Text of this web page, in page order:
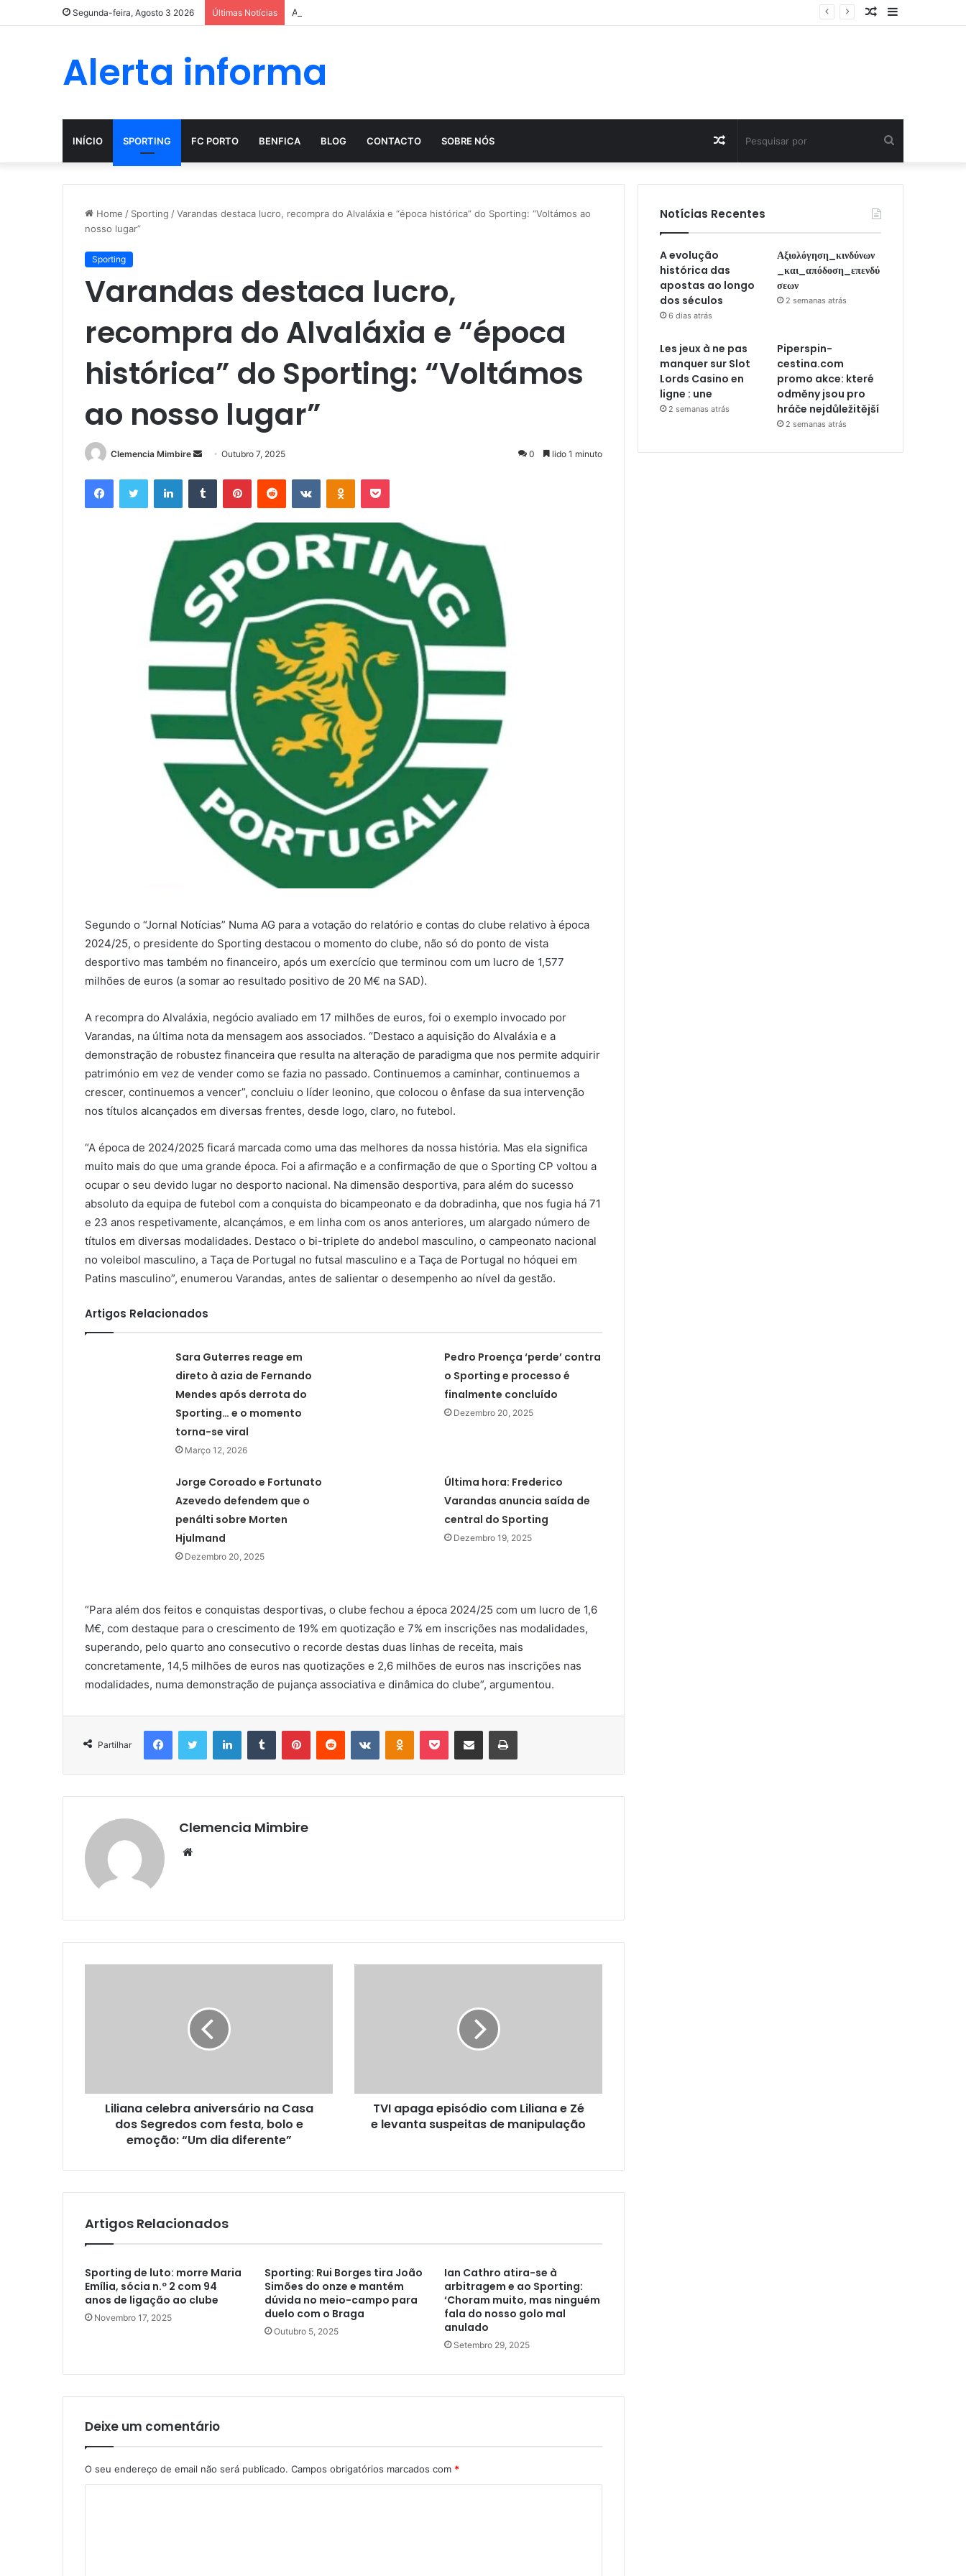
Segunda-feira, Agosto 3 2026 Últimas Notícias A evolução histórica das apostas ao longo dos séculos Sidebar
Artigo
Alerta informa
INÍCIO SPORTING FC PORTO BENFICA BLOG CONTACTO SOBRE NÓS
por
Artigo
Aleatório
Home / Sporting /Varandas destaca lucro, recompra do Alvaláxia e “época histórica” do Sporting: “Voltámos ao
nosso lugar”
Sporting
Varandas destaca lucro,
recompra do Alvaláxia e “época
histórica” do Sporting: “Voltámos
ao nosso lugar”
Clemencia Mimbire
Send
email
Outubro 7, 2025 0 lido 1 minuto
FacebookTwitter LinkedInTumblr PinterestReddit VKontakteOdnoklassniki
Pocket
Segundo o “Jornal Notícias” Numa AG para a votação do relatório e contas do clube relativo à época
2024/25, o presidente do Sporting destacou o momento do clube, não só do ponto de vista
desportivo mas também no financeiro, após um exercício que terminou com um lucro de 1,577
milhões de euros (a somar ao resultado positivo de 20 M€ na SAD).
A recompra do Alvaláxia, negócio avaliado em 17 milhões de euros, foi o exemplo invocado por
Varandas, na última nota da mensagem aos associados. “Destaco a aquisição do Alvaláxia e a
demonstração de robustez financeira que resulta na alteração de paradigma que nos permite adquirir
património em vez de vender como se fazia no passado. Continuemos a caminhar, continuemos a
crescer, continuemos a vencer”, concluiu o líder leonino, que colocou o ênfase da sua intervenção
nos títulos alcançados em diversas frentes, desde logo, claro, no futebol.
“A época de 2024/2025 ficará marcada como uma das melhores da nossa história. Mas ela significa
muito mais do que uma grande época. Foi a afirmação e a confirmação de que o Sporting CP voltou a
ocupar o seu devido lugar no desporto nacional. Na dimensão desportiva, para além do sucesso
absoluto da equipa de futebol com a conquista do bicampeonato e da dobradinha, que nos fugia há 71
e 23 anos respetivamente, alcançámos, e em linha com os anos anteriores, um alargado número de
títulos em diversas modalidades. Destaco o bi-triplete do andebol masculino, o campeonato nacional
no voleibol masculino, a Taça de Portugal no futsal masculino e a Taça de Portugal no hóquei em
Patins masculino”, enumerou Varandas, antes de salientar o desempenho ao nível da gestão.
Artigos Relacionados
Sara Guterres reage em
direto à azia de Fernando
Mendes após derrota do
Sporting… e o momento
torna-se viral
Março 12, 2026
Pedro Proença ‘perde’ contra
o Sporting e processo é
finalmente concluído
Dezembro 20, 2025
Jorge Coroado e Fortunato
Azevedo defendem que o
penálti sobre Morten
Hjulmand
Dezembro 20, 2025
Última hora: Frederico
Varandas anuncia saída de
central do Sporting
Dezembro 19, 2025
“Para além dos feitos e conquistas desportivas, o clube fechou a época 2024/25 com um lucro de 1,6
M€, com destaque para o crescimento de 19% em quotização e 7% em inscrições nas modalidades,
superando, pelo quarto ano consecutivo o recorde destas duas linhas de receita, mais
concretamente, 14,5 milhões de euros nas quotizações e 2,6 milhões de euros nas inscrições nas
modalidades, numa demonstração de pujança associativa e dinâmica do clube”, argumentou.
Partilhar
FacebookTwitter LinkedInTumblr PinterestReddit VKontakteOdnoklassniki
Pocket Partilhar Via Email Imprimir
Clemencia Mimbire
Website
Liliana celebra aniversário na Casa
dos Segredos com festa, bolo e
emoção: “Um dia diferente”
TVI apaga episódio com Liliana e Zé
e levanta suspeitas de manipulação
Artigos Relacionados
Sporting de luto: morre Maria
Emília, sócia n.º 2 com 94
anos de ligação ao clube
Novembro 17, 2025
Sporting: Rui Borges tira João
Simões do onze e mantém
dúvida no meio-campo para
duelo com o Braga
Outubro 5, 2025
Ian Cathro atira-se à
arbitragem e ao Sporting:
‘Choram muito, mas ninguém
fala do nosso golo mal
anulado
Setembro 29, 2025
Deixe um comentário
O seu endereço de email não será publicado. Campos obrigatórios marcados com *
Notícias Recentes
A evolução
histórica das
apostas ao longo
dos séculos
6 dias atrás
Αξιολόγηση_κινδύνων
_και_απόδοση_επενδύ
σεων
2 semanas atrás
Les jeux à ne pas
manquer sur Slot
Lords Casino en
ligne : une
2 semanas atrás
Piperspin-
cestina.com
promo akce: které
odměny jsou pro
hráče nejdůležitější
2 semanas atrás